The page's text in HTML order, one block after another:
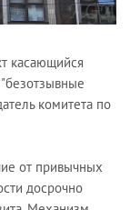
касающийся
комитета по
от привычных
досрочно